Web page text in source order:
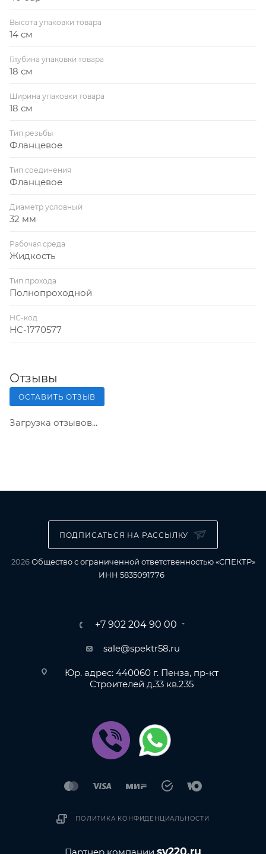
Высота упаковки товара
14 см
Глубина упаковки товара
18 см
Ширина упаковки товара
18 см
Тип резьбы
Фланцевое
Тип соединения
Фланцевое
Диаметр условный
32 мм
Рабочая среда
Жидкость
Тип прохода
Полнопроходной
НС-код
НС-1770577
Отзывы
ОСТАВИТЬ ОТЗЫВ
Загрузка отзывов...
ПОДПИСАТЬСЯ НА РАССЫЛКУ
2026Общество с ограниченной ответственностью «СПЕКТР»
ИНН 5835091776
+7 902 204 90 00
sale@spektr58.ru
Юр. адрес: 440060 г. Пенза, пр-кт
Строителей д.33 кв.235
ПОЛИТИКА КОНФИДЕНЦИАЛЬНОСТИ
sv220.ru